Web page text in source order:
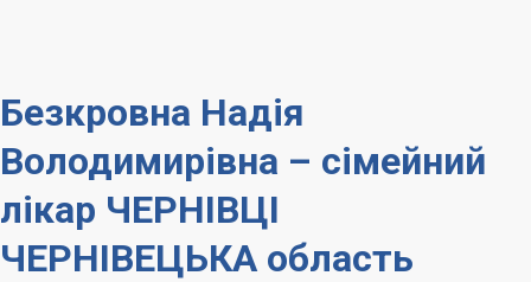
Безкровна Надія
Володимирівна – сімейний
лікар ЧЕРНІВЦІ
ЧЕРНІВЕЦЬКА область